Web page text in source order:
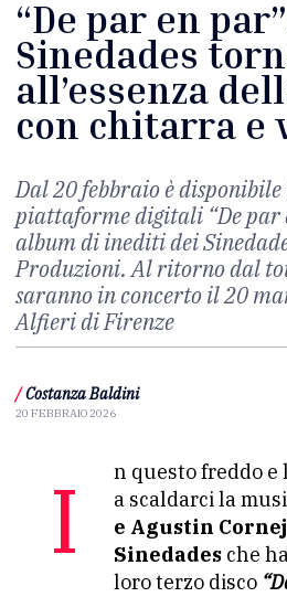
“De par en
Sinedades
all’essenza
con chitarra e
Dal 20 febbraio è
piattaforme digitali “De par
album di inediti dei
Produzioni. Al ritorno dal
saranno in concerto il 20
Alfieri di Firenze
/ Costanza Baldini
20 FEBBRAIO 2026
In questo freddo e lungo inverno torna a scaldarci la
e Agustin
Sinedades che
loro terzo disco